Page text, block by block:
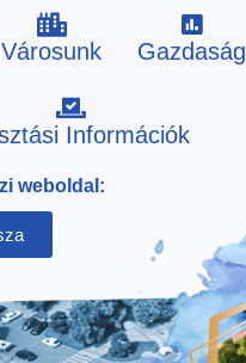
Városunk Gazdaság
Információk
weboldal: